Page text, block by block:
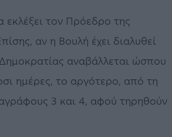
εκλέξει τον Πρόεδρο της
αν η Βουλή έχει διαλυθεί
αναβάλλεται ώσπου
ημέρες, το αργότερο, από τη
3 και 4, αφού τηρηθούν